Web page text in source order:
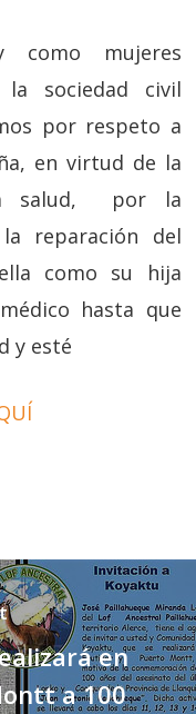
como mujeres
sociedad civil
por respeto a
en virtud de la
salud, por la
reparación del
como su hija
hasta que
y esté
en
a 100